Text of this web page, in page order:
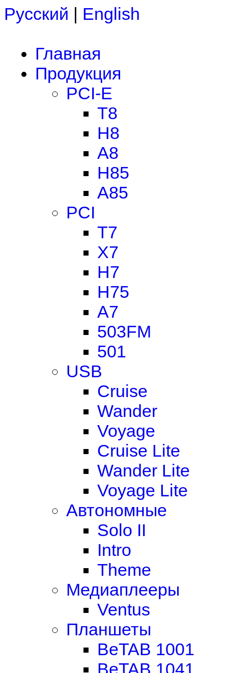
Русский | English
Главная
Продукция
PCI-E
T8
H8
A8
H85
A85
PCI
T7
X7
H7
H75
A7
503FM
501
USB
Cruise
Wander
Voyage
Cruise Lite
Wander Lite
Voyage Lite
Автономные
Solo II
Intro
Theme
Медиаплееры
Ventus
Планшеты
BeTAB 1001
BeTAB 1041